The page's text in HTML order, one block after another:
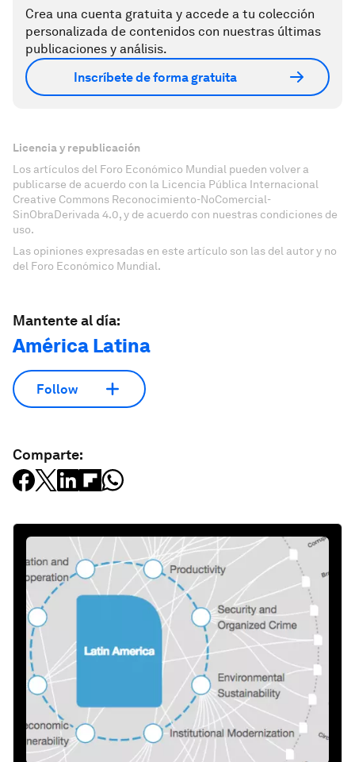
Crea una cuenta gratuita y accede a tu colección
personalizada de contenidos con nuestras últimas
publicaciones y análisis.
Inscríbete de forma gratuita
Licencia y republicación
Los artículos del Foro Económico Mundial pueden volver a
publicarse de acuerdo con la Licencia Pública Internacional
Creative Commons Reconocimiento-NoComercial-
SinObraDerivada 4.0, y de acuerdo con nuestras condiciones de
uso.
Las opiniones expresadas en este artículo son las del autor y no
del Foro Económico Mundial.
Mantente al día:
América Latina
Follow
Comparte: